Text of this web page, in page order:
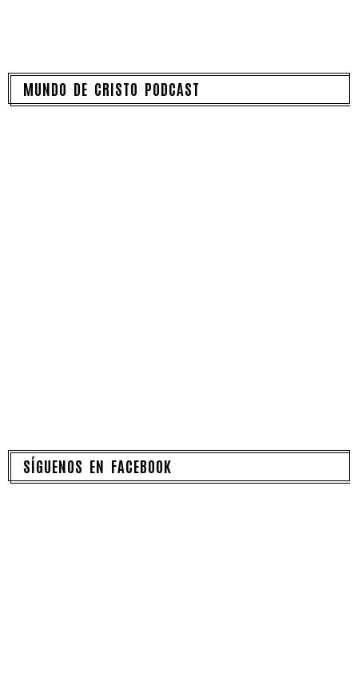
MUNDO DE CRISTO PODCAST
SÍGUENOS EN FACEBOOK